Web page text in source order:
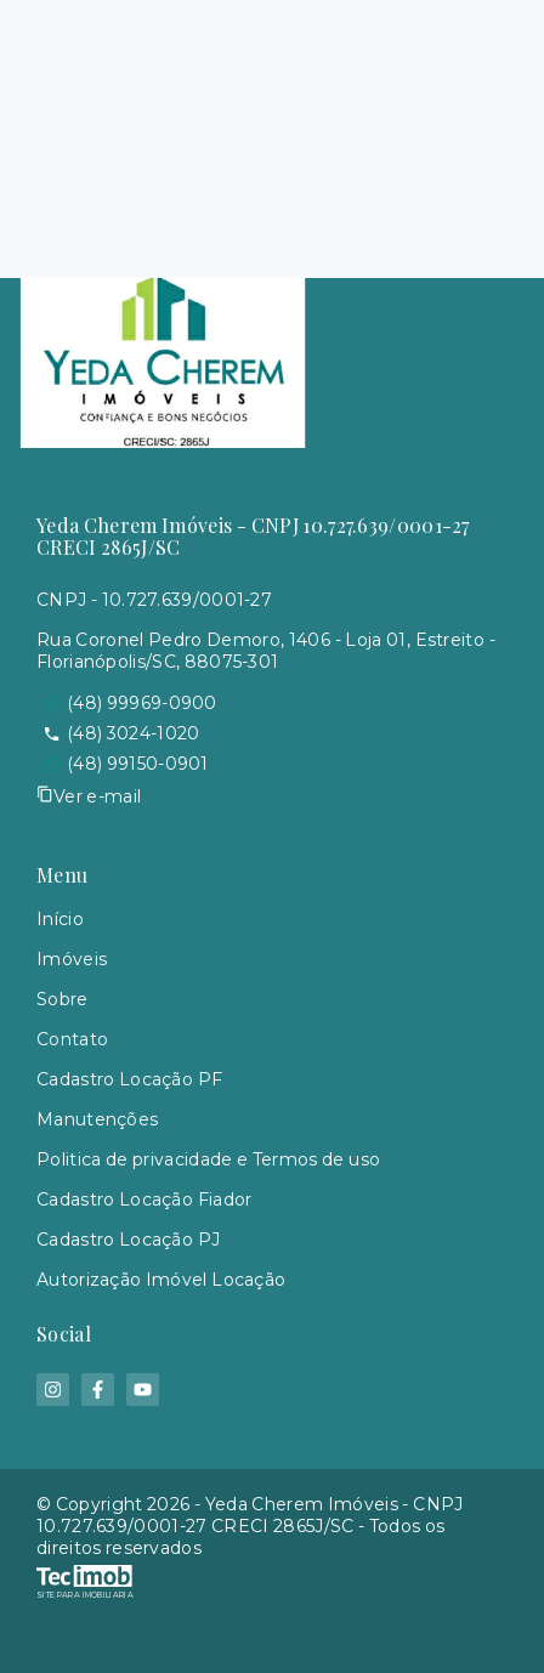
Yeda Cherem Imóveis - CNPJ 10.727.639/0001-27
CRECI 2865J/SC
CNPJ - 10.727.639/0001-27
Rua Coronel Pedro Demoro, 1406 - Loja 01, Estreito -
Florianópolis/SC, 88075-301
(48) 99969-0900
(48) 3024-1020
(48) 99150-0901
Ver e-mail
Menu
Início
Imóveis
Sobre
Contato
Cadastro Locação PF
Manutenções
Politica de privacidade e Termos de uso
Cadastro Locação Fiador
Cadastro Locação PJ
Autorização Imóvel Locação
Social
© Copyright 2026 - Yeda Cherem Imóveis - CNPJ
10.727.639/0001-27 CRECI 2865J/SC - Todos os
direitos reservados
SITE PARA IMOBILIARIA